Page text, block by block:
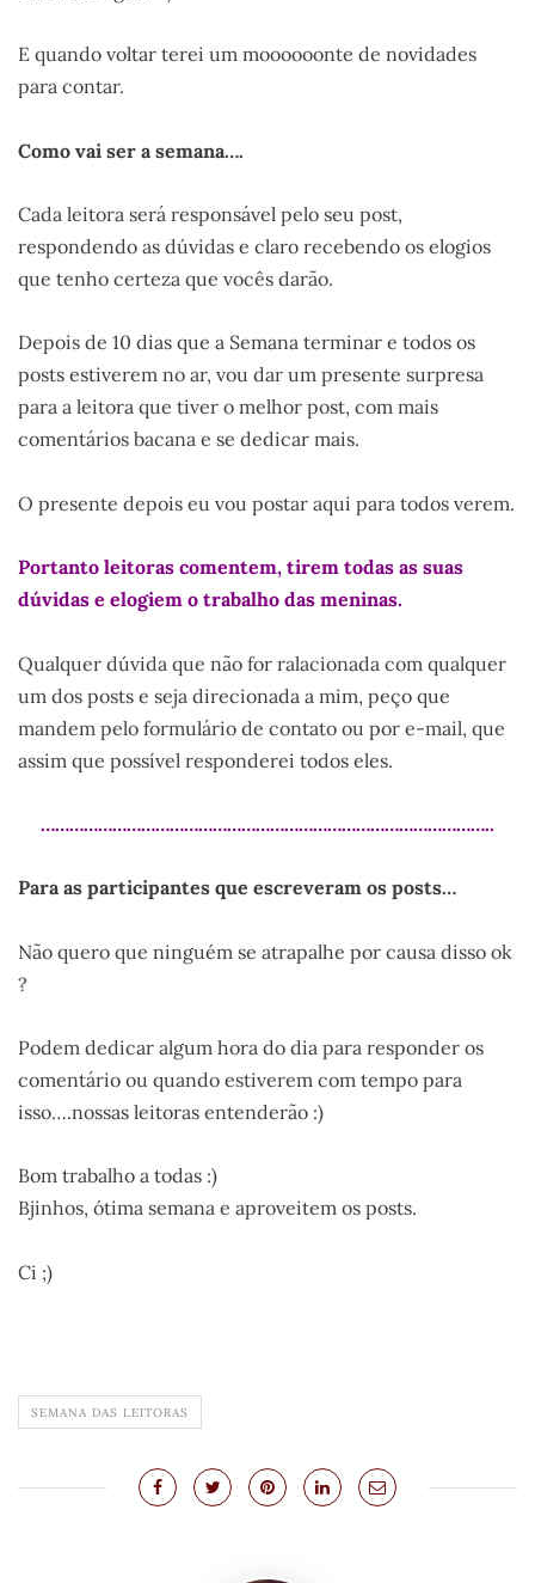
E quando voltar terei um moooooonte de novidades
para contar.
Como vai ser a semana….
Cada leitora será responsável pelo seu post,
respondendo as dúvidas e claro recebendo os elogios
que tenho certeza que vocês darão.
Depois de 10 dias que a Semana terminar e todos os
posts estiverem no ar, vou dar um presente surpresa
para a leitora que tiver o melhor post, com mais
comentários bacana e se dedicar mais.
O presente depois eu vou postar aqui para todos verem.
Portanto leitoras comentem, tirem todas as suas
dúvidas e elogiem o trabalho das meninas.
Qualquer dúvida que não for ralacionada com qualquer
um dos posts e seja direcionada a mim, peço que
mandem pelo formulário de contato ou por e-mail, que
assim que possível responderei todos eles.
…………………………………………………………………………………..
Para as participantes que escreveram os posts…
Não quero que ninguém se atrapalhe por causa disso ok
?
Podem dedicar algum hora do dia para responder os
comentário ou quando estiverem com tempo para
isso….nossas leitoras entenderão :)
Bom trabalho a todas :)
Bjinhos, ótima semana e aproveitem os posts.
Ci ;)
SEMANA DAS LEITORAS